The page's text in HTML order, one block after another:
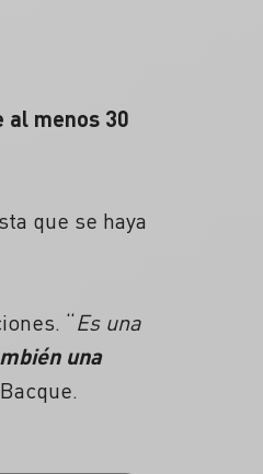
al menos 30
que se haya
“Es una
una